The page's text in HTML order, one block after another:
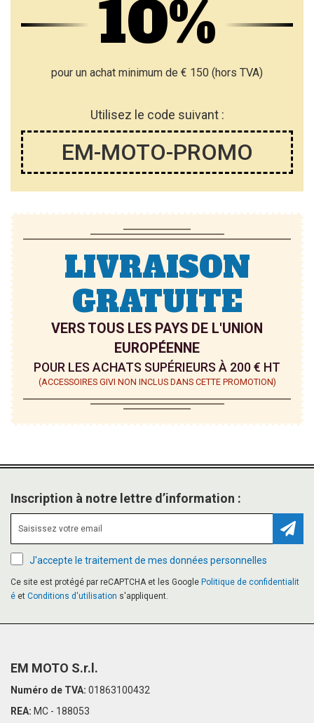
10%
pour un achat minimum de € 150 (hors TVA)
Utilisez le code suivant :
EM-MOTO-PROMO
LIVRAISON
GRATUITE
VERS TOUS LES PAYS DE L'UNION
EUROPÉENNE
POUR LES ACHATS SUPÉRIEURS À 200 € HT
(ACCESSOIRES GIVI NON INCLUS DANS CETTE PROMOTION)
Inscription à notre lettre d’information :
J'accepte le traitement de mes données personnelles
Ce site est protégé par reCAPTCHA et les Google Politique de confidentialit
é et Conditions d'utilisation s'appliquent.
EM MOTO S.r.l.
Numéro de TVA: 01863100432
REA: MC - 188053